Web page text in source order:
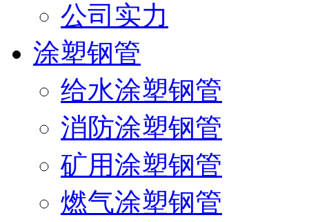
公司实力
涂塑钢管
给水涂塑钢管
消防涂塑钢管
矿用涂塑钢管
燃气涂塑钢管